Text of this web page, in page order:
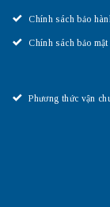
Chính sách bảo
Chính sách bảo
Phương thức vận